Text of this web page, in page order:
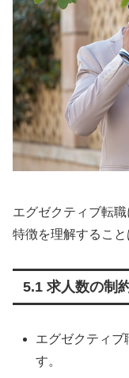
エグゼクティブ転
特徴を理解すること
5.1 求人数の制
エグゼクティブ
す。